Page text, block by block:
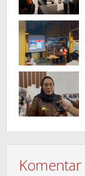
Komentar